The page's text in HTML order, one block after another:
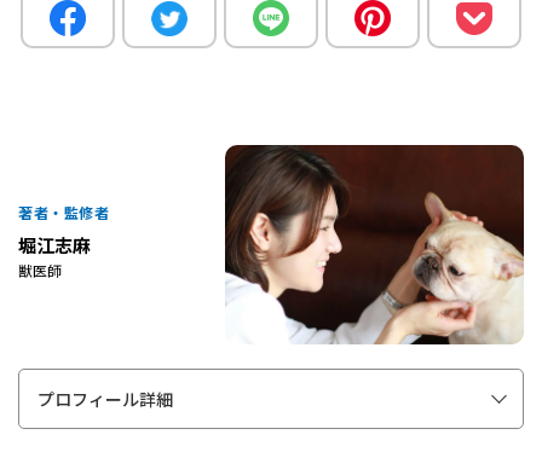
著者・監修者
堀江志麻
獣医師
プロフィール詳細